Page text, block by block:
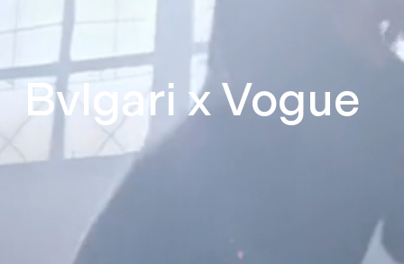
Bvlgari x Vogue